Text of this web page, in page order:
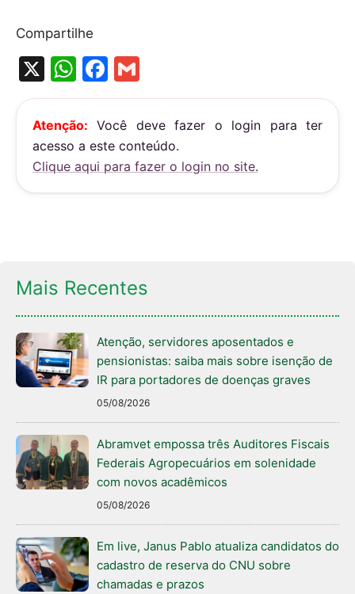
Compartilhe
X
W
h
at
s
A
p
F
a
c
e
b
o
m
ai
l
Atenção: Você deve fazer o login para ter
acesso a este conteúdo.
Clique aqui para fazer o login no site.
Mais Recentes
Atenção, servidores aposentados e
pensionistas: saiba mais sobre isenção de
IR para portadores de doenças graves
05/08/2026
Abramvet empossa três Auditores Fiscais
Federais Agropecuários em solenidade
com novos acadêmicos
05/08/2026
Em live, Janus Pablo atualiza candidatos do
cadastro de reserva do CNU sobre
chamadas e prazos